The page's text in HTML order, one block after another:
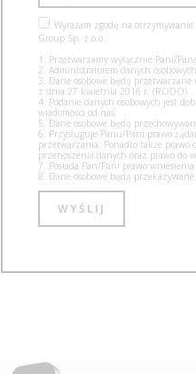
Wyrażam zgodę na
Group Sp. z o.o.
1. Przetwarzamy wyłącznie Pani/
2. Administratorem danych
3. Dane osobowe będą
z dnia 27 kwietnia 2016 r. (RODO).
4. Podanie danych osobowych jest
wiadomości od nas.
5. Dane osobowe będą
6. Przysługuje Panu/Pani prawo
przetwarzania. Ponadto także prawo
przenoszenia danych oraz prawo do
7. Posiada Pan/Pani prawo
8. Dane osobowe będą